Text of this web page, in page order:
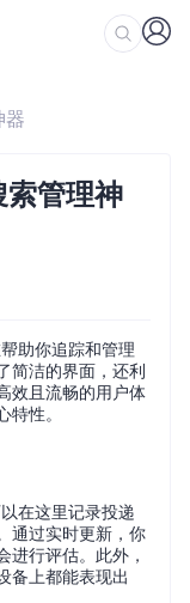
器
管理神
助你追踪和管理
简洁的界面，还利
效且流畅的用户体
性。
在这里记录投递
通过实时更新，你
进行评估。此外，
备上都能表现出